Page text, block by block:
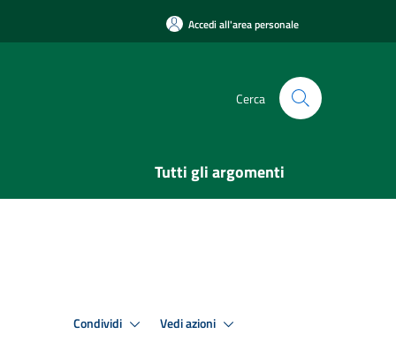
Accedi all'area personale
Cerca
Tutti gli argomenti
Condividi Vedi azioni